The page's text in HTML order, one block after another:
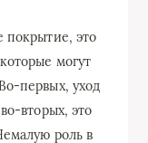
покрытие, это
могут
первых, уход
вторых, это
роль в